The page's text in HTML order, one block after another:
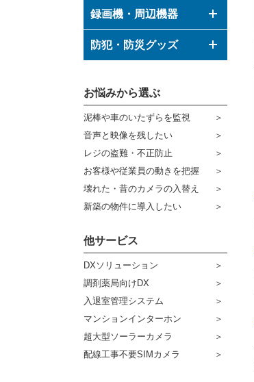
ドーム型カメラ
ボックス型カメラ
その他形状のカメラ
録画機・周辺機器
デジタルレコーダー
ハウジング
ブラケット
ケーブル
コネクター
その他周辺機器
防犯・防災グッズ
防災グッズ
センサーライト・アラーム
防犯ステッカー
宅配ボックス
販売終了商品
お悩みから選ぶ
泥棒や車のいたずらを監視
音声と映像を残したい
レジの盗難・不正防止
お客様や従業員の動きを把握
壊れた・昔のカメラの入替え
新築の物件に導入したい
他サービス
DXソリューション
調剤薬局向けDX
入退室管理システム
マンションインターホン
超大型ソーラーカメラ
配線工事不要SIMカメラ